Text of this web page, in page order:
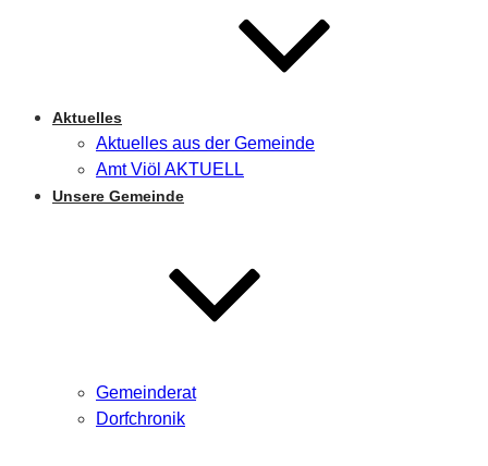
Aktuelles
Aktuelles aus der Gemeinde
Amt Viöl AKTUELL
Unsere Gemeinde
Gemeinderat
Dorfchronik